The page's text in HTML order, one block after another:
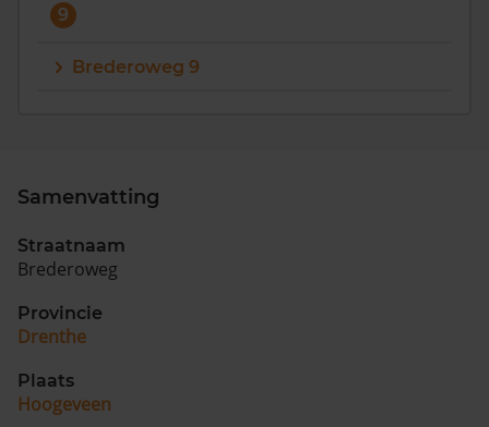
9
Brederoweg 9
Samenvatting
Straatnaam
Brederoweg
Provincie
Drenthe
Plaats
Hoogeveen